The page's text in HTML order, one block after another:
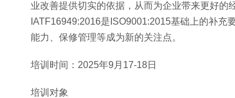
业改善提供切实的依据，从而为企业带来更好的
IATF16949:2016是ISO9001:2015基础上的补充
能力、保修管理等成为新的关注点。
培训时间：2025年9月17-18日
培训对象